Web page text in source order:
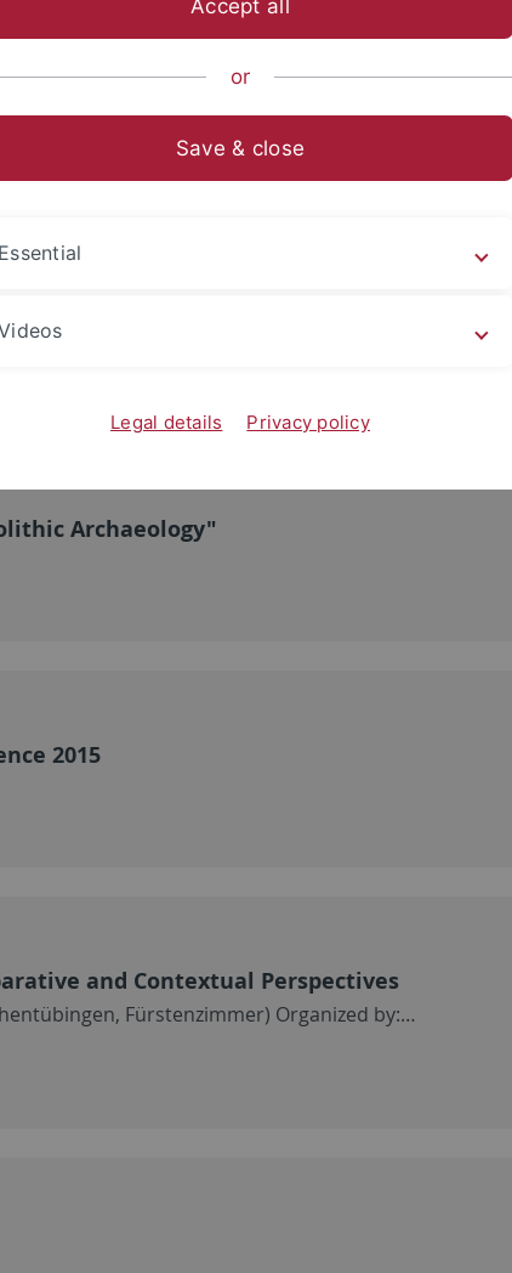
Aktuelles Archiv
- Bauen - Aufgeben? Mittelalterliche
Workshops "Klöster und ihre…
Archaeology"
2015
and Contextual Perspectives
Fürstenzimmer) Organized by:…
Accept all
or
Save & close
Essential
Legal details Privacy policy